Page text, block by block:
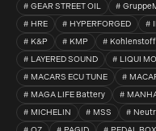
GEAR STREET OIL
HRE
HYPERFORGED
K&P
KMP Kohlenstoff
LAYERED SOUND
LIQUI
MACARS ECU TUNE
MAGA LIFE Battery
MICHELIN
MSS